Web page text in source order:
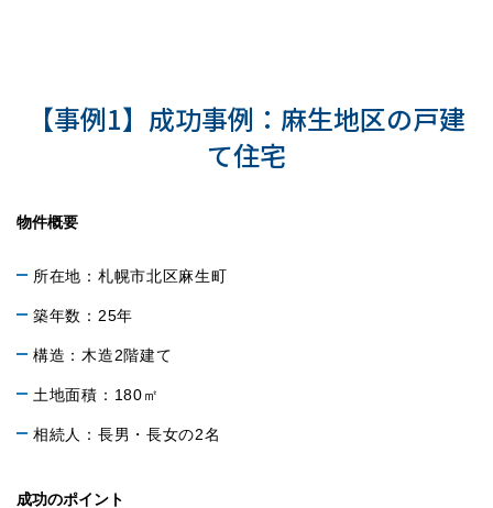
【事例1】成功事例：麻生地区の戸建
て住宅
物件概要
所在地：札幌市北区麻生町
築年数：25年
構造：木造2階建て
土地面積：180㎡
相続人：長男・長女の2名
成功のポイント